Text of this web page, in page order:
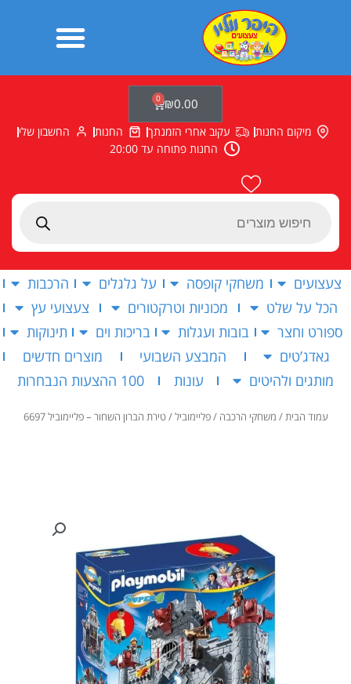
Products
₪0.00
0
עגלת
קניות
מיקום החנות עקוב אחרי הזמנתך החנות
החשבון שלי
החנות פתוחה עד 20:00
צעצועים משחקי קופסה על גלגלים
הרכבות
הכל על שלט
מכוניות וטרקטורים
צעצועי עץ
ספורט וחצר
בובות ועגלות בריכות וים
תינוקות
גאדג’טים
המבצע השבועי
מוצרים חדשים
מותגים ולהיטים
עונות 100 ההצעות הנבחרות
עמוד הבית/ משחקי הרכבה /פליימוביל/ טירת הברון השחור – פליימוביל 6697